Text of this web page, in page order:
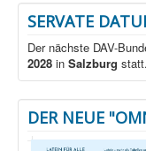
SERVATE
Der nächste DAV-
2028 in Salzburg statt.
DER NEUE